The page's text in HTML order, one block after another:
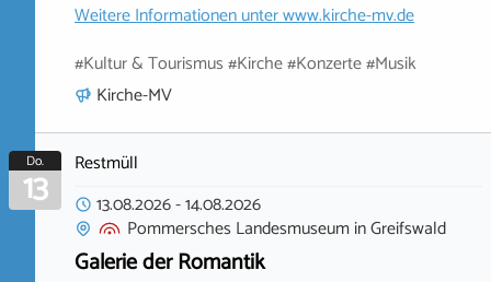
Weitere Informationen unterwww.kirche-mv.de
#Kultur & Tourismus #Kirche #Konzerte #Musik
Kirche-MV
Do.
13
Restmüll
13.08.2026-14.08.2026
Pommersches LandesmuseuminGreifswald
Galerie der Romantik